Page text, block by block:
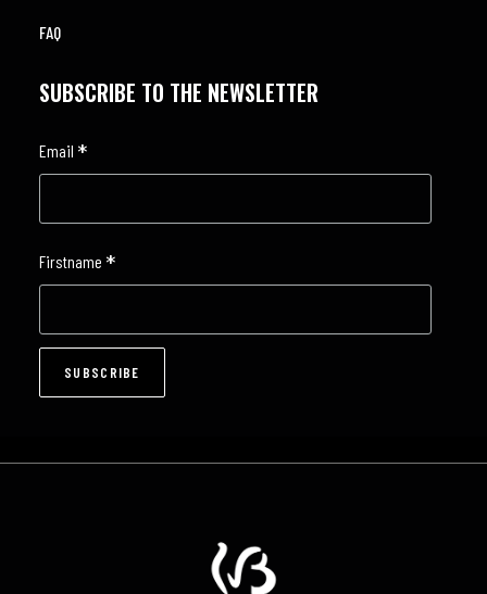
FAQ
SUBSCRIBE TO THE NEWSLETTER
Email *
Firstname *